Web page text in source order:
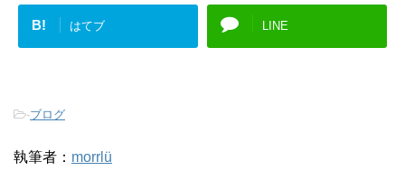
B! はてブ LINE
-ブログ
執筆者： morrlü